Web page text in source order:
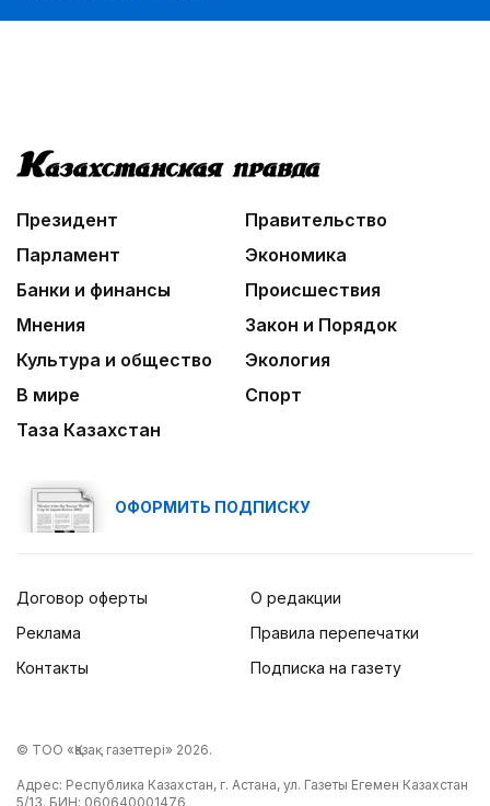
Президент
Правительство
Парламент
Экономика
Банки и финансы
Происшествия
Мнения
Закон и Порядок
Культура и общество
Экология
В мире
Спорт
Таза Казахстан
ОФОРМИТЬ ПОДПИСКУ
Договор оферты
Реклама
Контакты
О редакции
Правила перепечатки
Подписка на газету
© ТОО «Қазақ газеттері» 2026.
Адрес: Республика Казахстан, г. Астана, ул. Газеты Егемен Казахстан
5/13. БИН: 060640001476